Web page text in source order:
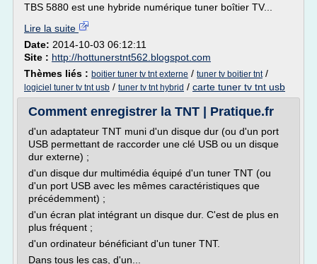
TBS 5880 est une hybride numérique tuner boîtier TV...
Lire la suite
Date: 2014-10-03 06:12:11
Site : http://hottunerstnt562.blogspot.com
Thèmes liés : boitier tuner tv tnt externe / tuner tv boitier tnt/
logiciel tuner tv tnt usb / tuner tv tnt hybrid / carte tuner tv tnt usb
Comment enregistrer la TNT | Pratique.fr
d'un adaptateur TNT muni d'un disque dur (ou d'un port
USB permettant de raccorder une clé USB ou un disque
dur externe) ;
d'un disque dur multimédia équipé d'un tuner TNT (ou
d'un port USB avec les mêmes caractéristiques que
précédemment) ;
d'un écran plat intégrant un disque dur. C'est de plus en
plus fréquent ;
d'un ordinateur bénéficiant d'un tuner TNT.
Dans tous les cas, d'un...